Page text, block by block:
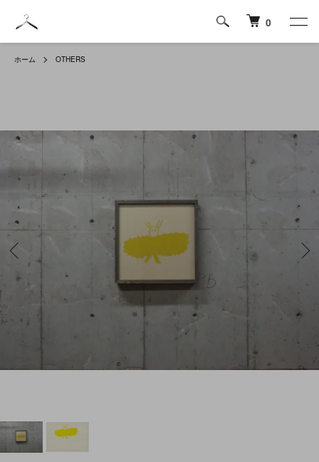
0
ホーム OTHERS